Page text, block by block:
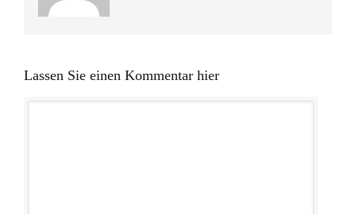
Lassen Sie einen Kommentar hier